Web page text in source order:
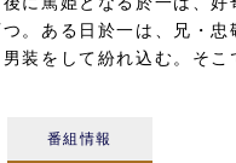
。ある日於一は、兄・忠
装をして紛れ込む。そこ
番組情報